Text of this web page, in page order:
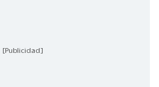
[Publicidad]